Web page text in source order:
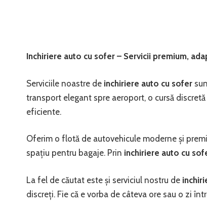
Inchiriere auto cu sofer – Servicii premium,
Serviciile noastre de inchiriere auto cu sofer
transport elegant spre aeroport, o cursă
eficiente.
Oferim o flotă de autovehicule moderne și
spațiu pentru bagaje. Prin inchiriere auto cu
La fel de căutat este și serviciul nostru de
discreți. Fie că e vorba de câteva ore sau o zi